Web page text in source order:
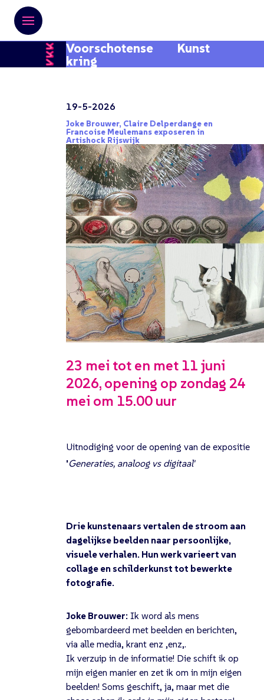
Voorschotense Kunst
kring
19-5-2026
Joke Brouwer, Claire Delperdange en
Francoise Meulemans exposeren in
Artishock Rijswijk
23 mei tot en met 11 juni
2026, opening op zondag 24
mei om 15.00 uur
Uitnodiging voor de opening van de expositie
'Generaties, analoog vs digitaal'
Drie kunstenaars vertalen de stroom aan
dagelijkse beelden naar persoonlijke,
visuele verhalen. Hun werk varieert van
collage en schilderkunst tot bewerkte
fotografie.
Joke Brouwer: Ik word als mens
gebombardeerd met beelden en berichten,
via alle media, krant enz ,enz,.
Ik verzuip in de informatie! Die schift ik op
mijn eigen manier en zet ik om in mijn eigen
beelden! Soms geschift, ja, maar met die